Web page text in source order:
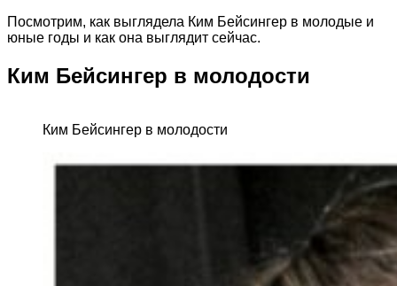
Посмотрим, как выглядела Ким Бейсингер в молодые и
юные годы и как она выглядит сейчас.
Ким Бейсингер в молодости
Ким Бейсингер в молодости